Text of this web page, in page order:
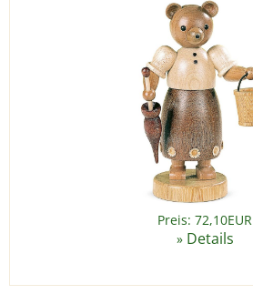
Preis: 72,10EUR
» Details